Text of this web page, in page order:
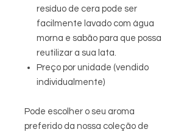
resíduo de cera pode ser
facilmente lavado com água
morna e sabão para que possa
reutilizar a sua lata.
Preço por unidade (vendido
individualmente)
Pode escolher o seu aroma
preferido da nossa coleção de